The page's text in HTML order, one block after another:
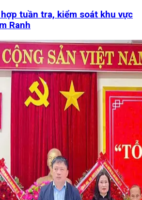
tuần tra, kiểm soát khu vực
Ranh